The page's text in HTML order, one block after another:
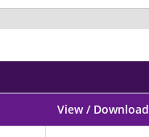
View / Download